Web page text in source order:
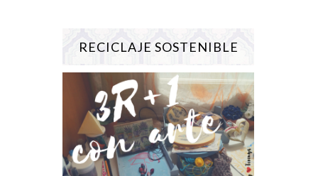
RECICLAJE SOSTENIBLE